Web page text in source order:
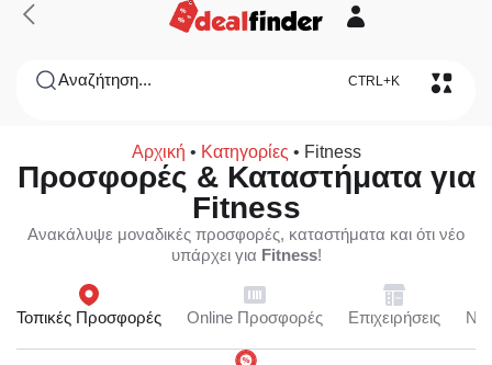
Αναζήτηση... CTRL+K
Αρχική • Κατηγορίες • Fitness
Προσφορές & Καταστήματα για
Fitness
Ανακάλυψε μοναδικές προσφορές, καταστήματα και ότι νέο
υπάρχει για Fitness!
Τοπικές Προσφορές Online Προσφορές Επιχειρήσεις